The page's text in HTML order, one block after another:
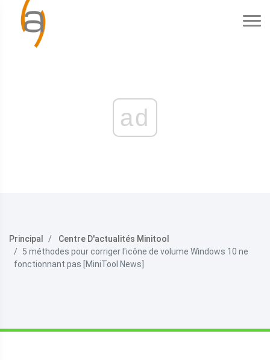
ad
Principal
Centre D'actualités Minitool
5 méthodes pour corriger l'icône de volume Windows 10 ne
fonctionnant pas [MiniTool News]